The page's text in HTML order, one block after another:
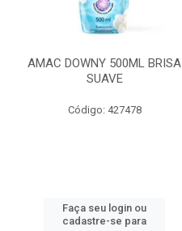
AMAC DOWNY 500ML BRISA
SUAVE
Código: 427478
Faça seu login ou
cadastre-se para